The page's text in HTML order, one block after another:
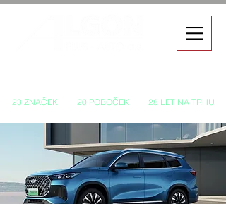
23 ZNAČEK 20 POBOČEK 28 LET NA TRHU